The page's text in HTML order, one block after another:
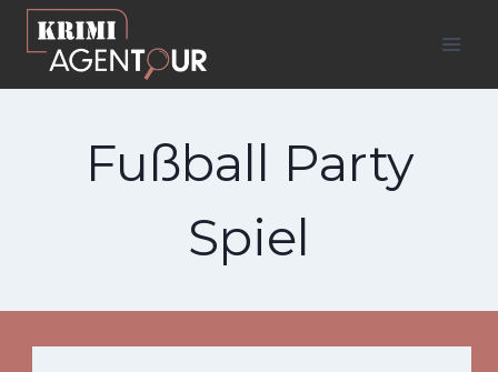
Zum
Inhalt
springen
Fußball Party
Spiel